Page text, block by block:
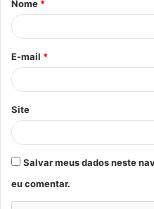
r
i
*
Nome *
E-mail *
Site
Salvar meus dados neste
eu comentar.